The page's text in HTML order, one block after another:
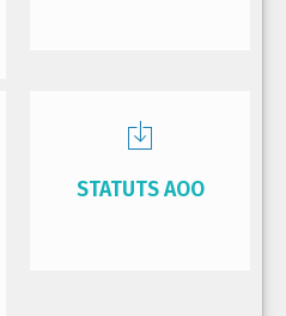
STATUTS AOO